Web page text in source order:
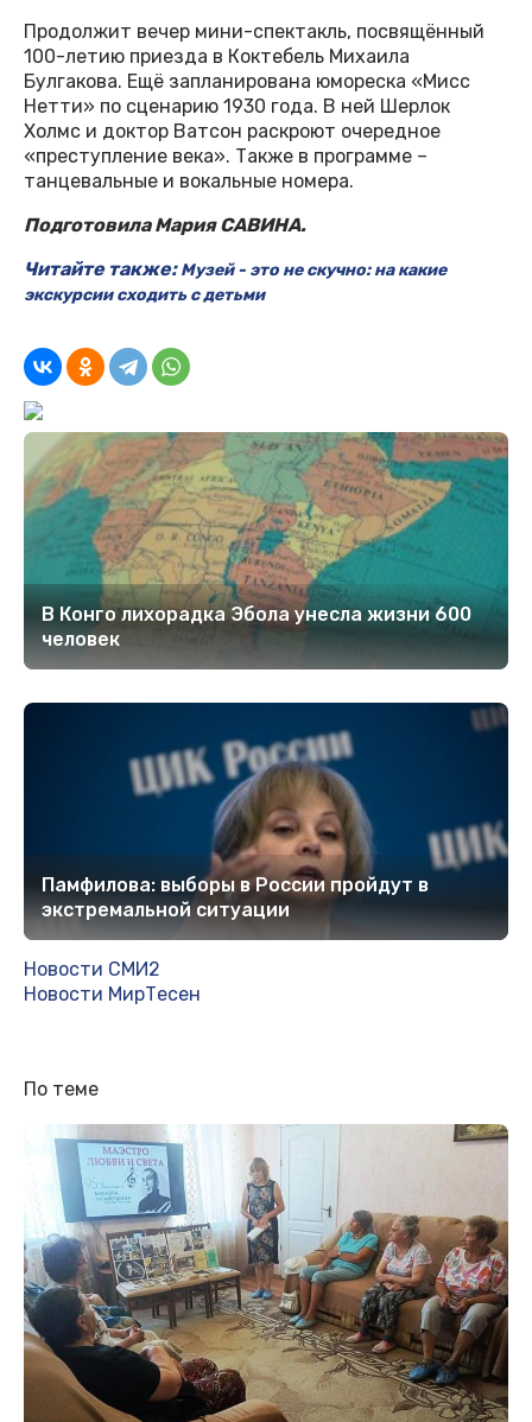
Продолжит вечер мини-спектакль, посвящённый
100-летию приезда в Коктебель Михаила
Булгакова. Ещё запланирована юмореска «Мисс
Нетти» по сценарию 1930 года. В ней Шерлок
Холмс и доктор Ватсон раскроют очередное
«преступление века». Также в программе –
танцевальные и вокальные номера.
Подготовила Мария САВИНА.
Читайте также:Музей - это не скучно: на какие
экскурсии сходить с детьми
В Конго лихорадка Эбола унесла жизни 600
человек
Памфилова: выборы в России пройдут в
экстремальной ситуации
Новости СМИ2
Новости МирТесен
По теме